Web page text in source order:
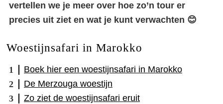
vertellen we je meer over hoe zo’n tour er
precies uit ziet en wat je kunt verwachten 😊
Woestijnsafari in Marokko
Boek hier een woestijnsafari in Marokko
De Merzouga woestijn
Zo ziet de woestijnsafari eruit